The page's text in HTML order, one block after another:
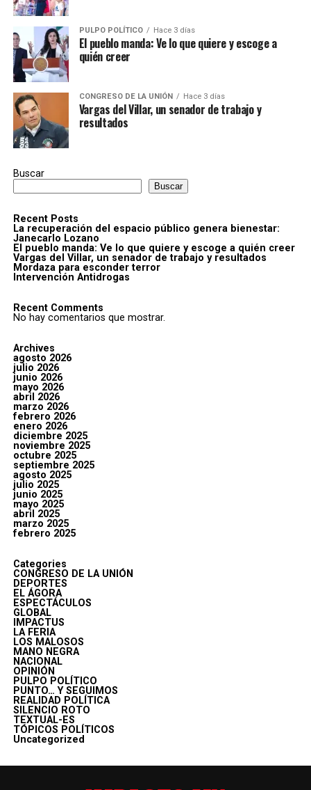
PULPO POLÍTICO Hace 3 días
El pueblo manda: Ve lo que quiere y escoge a
quién creer
CONGRESO DE LA UNIÓN Hace 3 días
Vargas del Villar, un senador de trabajo y
resultados
Buscar
Buscar
Recent Posts
La recuperación del espacio público genera bienestar:
Janecarlo Lozano
El pueblo manda: Ve lo que quiere y escoge a quién creer
Vargas del Villar, un senador de trabajo y resultados
Mordaza para esconder terror
Intervención Antidrogas
Recent Comments
No hay comentarios que mostrar.
Archives
agosto 2026
julio 2026
junio 2026
mayo 2026
abril 2026
marzo 2026
febrero 2026
enero 2026
diciembre 2025
noviembre 2025
octubre 2025
septiembre 2025
agosto 2025
julio 2025
junio 2025
mayo 2025
abril 2025
marzo 2025
febrero 2025
Categories
CONGRESO DE LA UNIÓN
DEPORTES
EL ÁGORA
ESPECTÁCULOS
GLOBAL
IMPACTUS
LA FERIA
LOS MALOSOS
MANO NEGRA
NACIONAL
OPINIÓN
PULPO POLÍTICO
PUNTO… Y SEGUIMOS
REALIDAD POLÍTICA
SILENCIO ROTO
TEXTUAL-ES
TÓPICOS POLÍTICOS
Uncategorized